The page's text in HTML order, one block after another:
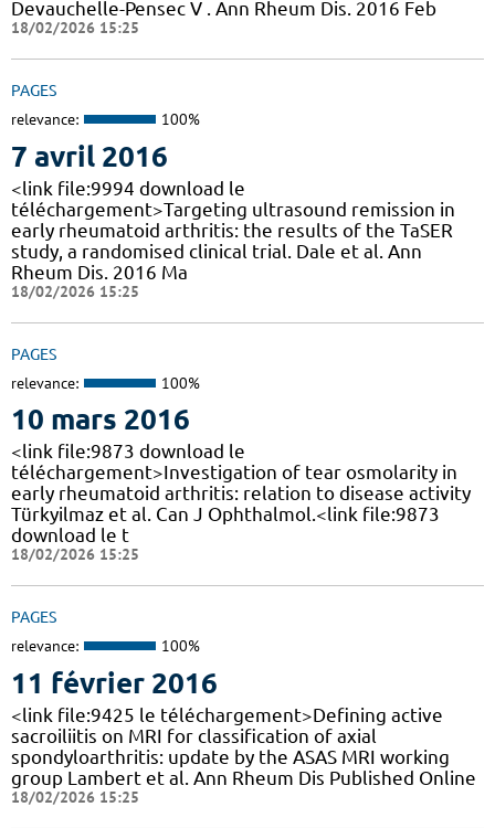
Devauchelle-Pensec V . Ann Rheum Dis. 2016 Feb
18/02/2026 15:25
PAGES
relevance: 100%
7 avril 2016
<link file:9994 download le
téléchargement>Targeting ultrasound remission in
early rheumatoid arthritis: the results of the TaSER
study, a randomised clinical trial. Dale et al. Ann
Rheum Dis. 2016 Ma
18/02/2026 15:25
PAGES
relevance: 100%
10 mars 2016
<link file:9873 download le
téléchargement>Investigation of tear osmolarity in
early rheumatoid arthritis: relation to disease activity
Türkyilmaz et al. Can J Ophthalmol.<link file:9873
download le t
18/02/2026 15:25
PAGES
relevance: 100%
11 février 2016
<link file:9425 le téléchargement>Defining active
sacroiliitis on MRI for classification of axial
spondyloarthritis: update by the ASAS MRI working
group Lambert et al. Ann Rheum Dis Published Online
18/02/2026 15:25